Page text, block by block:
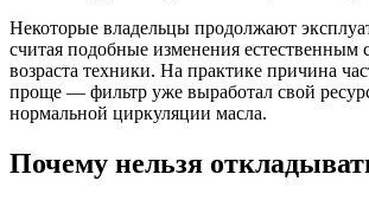
Некоторые владельцы продолжают
считая подобные изменения естественным
возраста техники. На практике причина
проще — фильтр уже выработал свой
нормальной циркуляции масла.
Почему нельзя